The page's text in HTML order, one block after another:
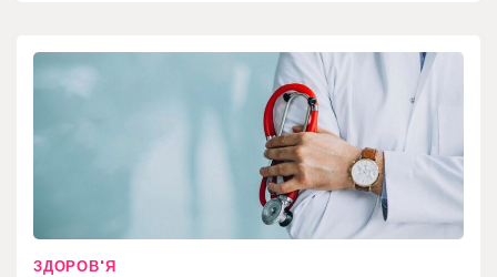
ЗДОРОВ'Я